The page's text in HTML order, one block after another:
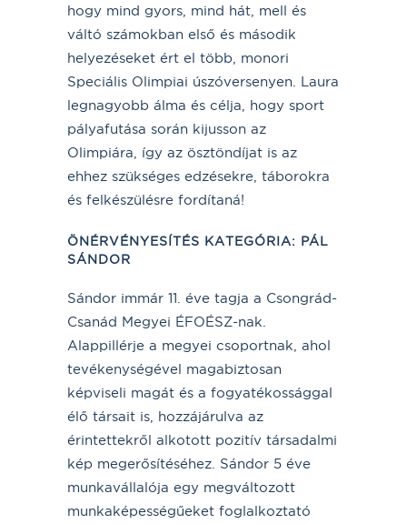
hogy mind gyors, mind hát, mell és
váltó számokban első és második
helyezéseket ért el több, monori
Speciális Olimpiai úszóversenyen. Laura
legnagyobb álma és célja, hogy sport
pályafutása során kijusson az
Olimpiára, így az ösztöndíjat is az
ehhez szükséges edzésekre, táborokra
és felkészülésre fordítaná!
ÖNÉRVÉNYESÍTÉS KATEGÓRIA: PÁL
SÁNDOR
Sándor immár 11. éve tagja a Csongrád-
Csanád Megyei ÉFOÉSZ-nak.
Alappillérje a megyei csoportnak, ahol
tevékenységével magabiztosan
képviseli magát és a fogyatékossággal
élő társait is, hozzájárulva az
érintettekről alkotott pozitív társadalmi
kép megerősítéséhez. Sándor 5 éve
munkavállalója egy megváltozott
munkaképességűeket foglalkoztató